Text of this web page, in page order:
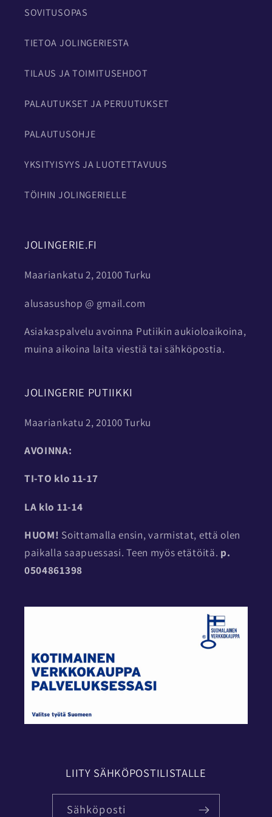
SOVITUSOPAS
TIETOA JOLINGERIESTA
TILAUS JA TOIMITUSEHDOT
PALAUTUKSET JA PERUUTUKSET
PALAUTUSOHJE
YKSITYISYYS JA LUOTETTAVUUS
TÖIHIN JOLINGERIELLE
JOLINGERIE.FI
Maariankatu 2, 20100 Turku
alusasushop @ gmail.com
Asiakaspalvelu avoinna Putiikin aukioloaikoina,
muina aikoina laita viestiä tai sähköpostia.
JOLINGERIE PUTIIKKI
Maariankatu 2, 20100 Turku
AVOINNA:
TI-TO klo 11-17
LA klo 11-14
HUOM! Soittamalla ensin, varmistat, että olen
paikalla saapuessasi. Teen myös etätöitä. p.
0504861398
LIITY SÄHKÖPOSTILISTALLE
Sähköposti